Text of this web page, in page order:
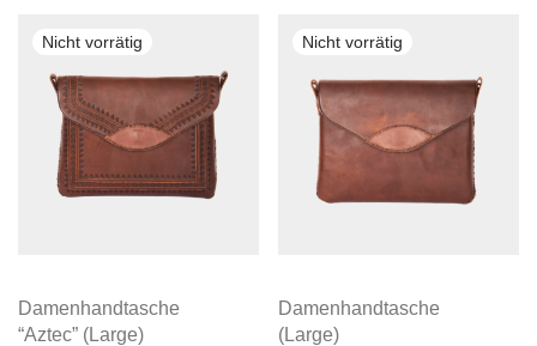
Damenhandtasche
“Aztec” (Large)
Damenhandtasche
(Large)